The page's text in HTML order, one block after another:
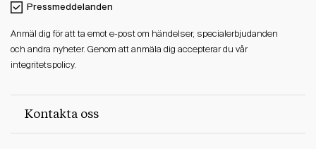
Pressmeddelanden
Anmäl dig för att ta emot e-post om händelser, specialerbjudanden
och andra nyheter. Genom att anmäla dig accepterar du vår
integritetspolicy.
Kontakta oss